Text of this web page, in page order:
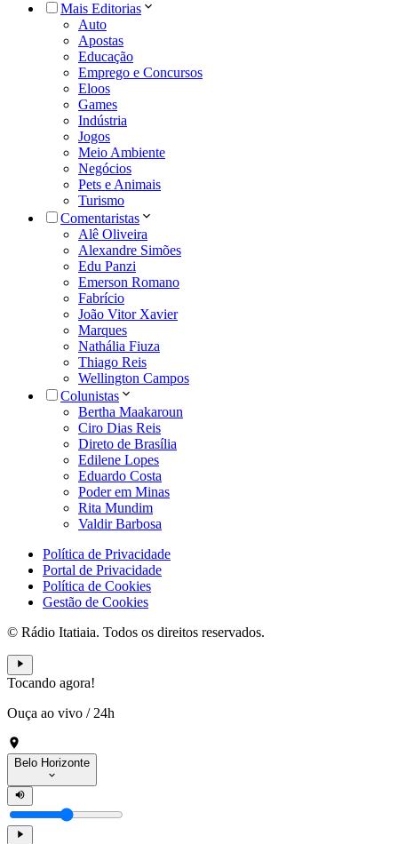
Mais Editorias
Auto
Apostas
Educação
Emprego e Concursos
Eloos
Games
Indústria
Jogos
Meio Ambiente
Negócios
Pets e Animais
Turismo
Comentaristas
Alê Oliveira
Alexandre Simões
Edu Panzi
Emerson Romano
Fabrício
João Vitor Xavier
Marques
Nathália Fiuza
Thiago Reis
Wellington Campos
Colunistas
Bertha Maakaroun
Ciro Dias Reis
Direto de Brasília
Edilene Lopes
Eduardo Costa
Poder em Minas
Rita Mundim
Valdir Barbosa
Política de Privacidade
Portal de Privacidade
Política de Cookies
Gestão de Cookies
© Rádio Itatiaia. Todos os direitos reservados.
Tocando agora!
Ouça ao vivo / 24h
Belo Horizonte